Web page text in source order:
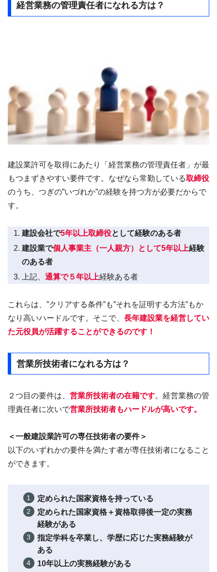
経営業務の管理責任者になれる方は？
建設業許可を取得にあたり「経営業務の管理責任者」が最
もつまずきやすい要件です。なぜなら常勤している取締役
のうち、つぎの”いづれか”の経験を持つ方が必要だからで
す。
建設会社で5年以上取締役として経験のある者
建設業で個人事業主（一人親方）として5年以上経験
のある者
上記、通算で５年以上経験ある者
これらは、”クリアする条件”も”それを証明する方法”もか
なり高いハードルです。そこで、 長年建設業を経営してい
た元役員が活躍することができるのです！
営業所技術者になれる方は？
２つ目の要件は、 営業所技術者の在籍です。経営業務の管
理責任者に次いで営業所技術者もハードルが高いです。
＜一般建設業許可の専任技術者の要件＞
以下のいずれかの要件を満たす者が専任技術者になること
ができます。
定められた国家資格を持っている
定められた国家資格＋資格取得後一定の実務
経験がある
指定学科を卒業し、学歴に応じた実務経験が
ある
10年以上の実務経験がある